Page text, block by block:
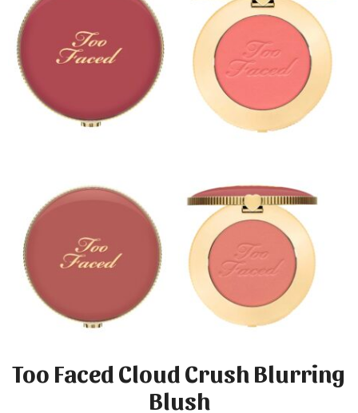
Too Faced Cloud Crush Blurring
Blush